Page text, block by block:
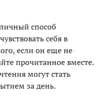
способ
себя в
если он еще не
прочитанное вместе.
могут стать
за день.